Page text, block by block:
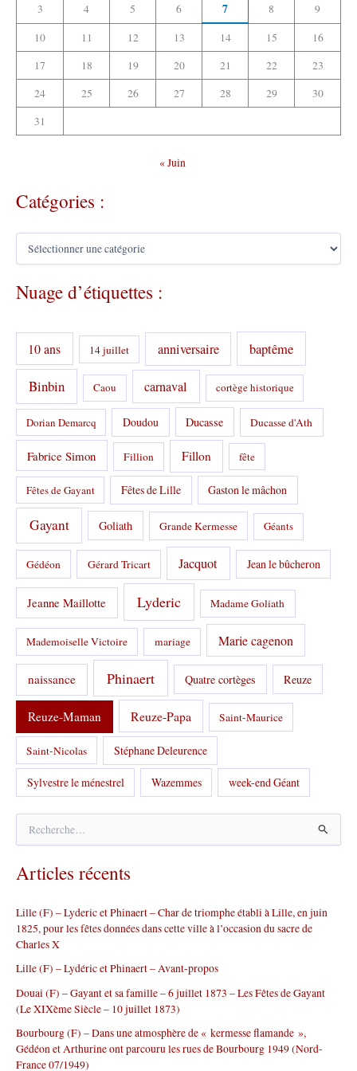
3
4 5 6 7 8
9
10
11 12 13 14 15
16
17
18 19 20 21 22
23
24
25 26 27 28 29
30
31
« Juin
Catégories :
C
é
g
r
e
Nuage d’étiquettes :
10 ans 14 juillet anniversaire baptême
Binbin Caou carnaval cortège historique
Dorian Demarcq Doudou Ducasse Ducasse d'Ath
Fabrice Simon Fillion Fillon fête
Fêtes de Gayant Fêtes de Lille Gaston le mâchon
Gayant Goliath Grande Kermesse Géants
Gédéon Gérard Tricart Jacquot Jean le bûcheron
Jeanne Maillotte Lyderic Madame Goliath
Mademoiselle Victoire mariage Marie cagenon
naissance Phinaert Quatre cortèges Reuze
Reuze-Maman Reuze-Papa Saint-Maurice
Saint-Nicolas Stéphane Deleurence
Sylvestre le ménestrel Wazemmes week-end Géant
h
e
c
h
e
r
:
Articles récents
Lille (F) – Lyderic et Phinaert – Char de triomphe établi à Lille, en juin
1825, pour les fêtes données dans cette ville à l’occasion du sacre de
Charles X
Lille (F) – Lydéric et Phinaert – Avant-propos
Douai (F) – Gayant et sa famille – 6 juillet 1873 – Les Fêtes de Gayant
(Le XIXème Siècle – 10 juillet 1873)
Bourbourg (F) – Dans une atmosphère de « kermesse flamande »,
Gédéon et Arthurine ont parcouru les rues de Bourbourg 1949 (Nord-
France 07/1949)